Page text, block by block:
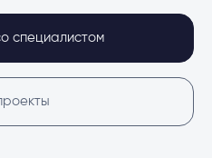
специалистом